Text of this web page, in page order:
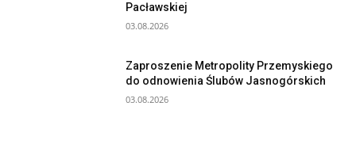
Pacławskiej
03.08.2026
Zaproszenie Metropolity Przemyskiego
do odnowienia Ślubów Jasnogórskich
03.08.2026